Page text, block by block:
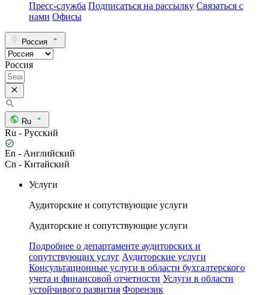
Пресс-служба Подписаться на рассылку Связаться с
нами Офисы
Россия
Россия
Ru
Ru - Русский
En - Английский
Cn - Китайский
Услуги
Аудиторские и сопутствующие услуги
Аудиторские и сопутствующие услуги
Подробнее о департаменте аудиторских и
сопутствующих услуг Аудиторские услуги
Консультационные услуги в области бухгалтерского
учета и финансовой отчетности Услуги в области
устойчивого развития Форензик